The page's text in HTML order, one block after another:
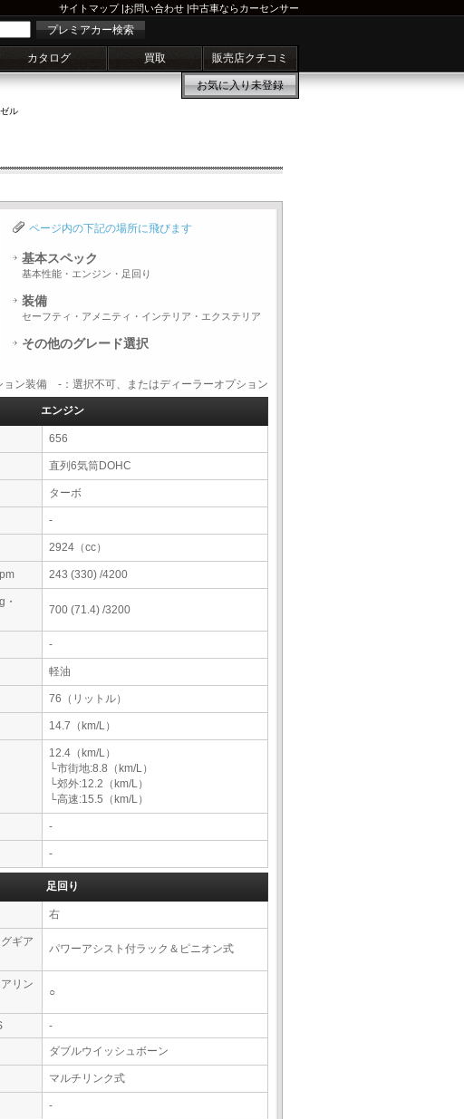
サイトマップ|お問い合わせ |中古車ならカーセンサー
プレミアカー検索
カタログ 買取 販売店クチコミ
お気に入り未登録
ル
ページ内の下記の場所に飛びます
基本スペック
基本性能・エンジン・足回り
装備
セーフティ・アメニティ・インテリア・エクステリア
その他のグレード選択
ン装備 -：選択不可、またはディーラーオプション
エンジン
656
直列6気筒DOHC
ターボ
-
2924（cc）
243 (330) /4200
700 (71.4) /3200
-
軽油
76（リットル）
14.7（km/L）
12.4（km/L）
└市街地:8.8（km/L）
└郊外:12.2（km/L）
└高速:15.5（km/L）
-
-
足回り
右
ギア
パワーアシスト付ラック＆ピニオン式
リン
○
-
ダブルウイッシュボーン
マルチリンク式
-